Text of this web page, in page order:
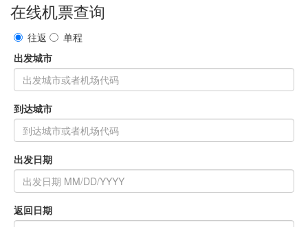
在线机票查询
往返
单程
出发城市
到达城市
出发日期
返回日期